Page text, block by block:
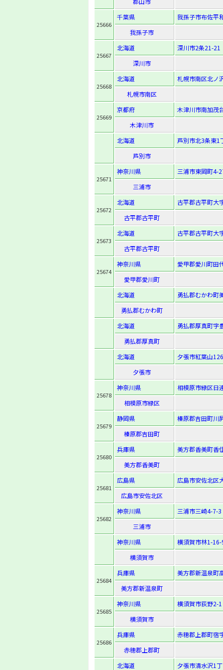
25666
千葉県
我孫子市布佐平
我孫子市
25667
北海道
深川市2条21-21
深川市
25668
北海道
札幌市南区北ノ
札幌市南区
25669
京都府
木津川市南加茂
木津川市
北海道
芦別市北3条東1
芦別市
25671
神奈川県
三浦市東岡町4-
三浦市
25672
北海道
古平郡古平町大
古平郡古平町
25673
北海道
古平郡古平町大
古平郡古平町
25674
神奈川県
愛甲郡愛川町田
愛甲郡愛川町
北海道
勇払郡むかわ町
勇払郡むかわ町
北海道
勇払郡厚真町字
勇払郡厚真町
北海道
夕張市紅葉山
夕張市
25678
神奈川県
相模原市緑区日
相模原市緑区
25679
静岡県
榛原郡吉田町川
榛原郡吉田町
25680
兵庫県
美方郡香美町香
美方郡香美町
25681
広島県
広島市安佐北区
広島市安佐北区
25682
神奈川県
三浦市三崎4-7-3
三浦市
神奈川県
横須賀市林1-16-
横須賀市
25684
兵庫県
美方郡新温泉町
美方郡新温泉町
25685
神奈川県
横須賀市荻野2-1
横須賀市
25686
兵庫県
赤穂郡上郡町宿
赤穂郡上郡町
北海道
夕張市清水沢1